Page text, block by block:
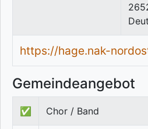
https://hage.nak-
Gemeindeangebot
✅ Chor / Band